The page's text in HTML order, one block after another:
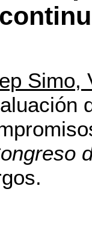
Simo,